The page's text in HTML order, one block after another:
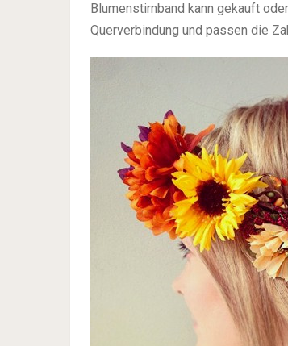
Blumenstirnband kann gekauft
Querverbindung und passen die